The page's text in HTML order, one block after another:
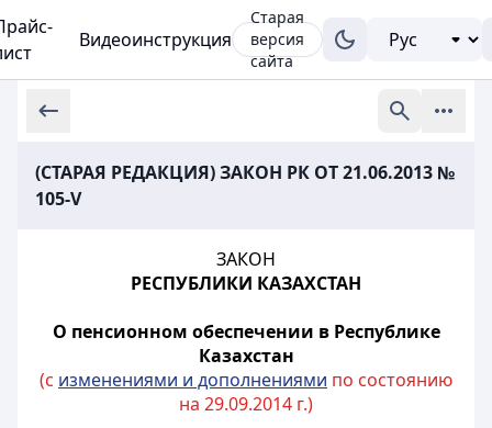
Видеоинструкция
Старая
версия
сайта
(СТАРАЯ РЕДАКЦИЯ) ЗАКОН РК ОТ 21.06.2013 №
105-V
ЗАКОН
РЕСПУБЛИКИ КАЗАХСТАН
О пенсионном обеспечении в Республике
Казахстан
(с изменениями и дополнениями по состоянию
на 29.09.2014 г.)